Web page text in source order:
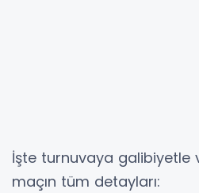
İşte turnuvaya galibiyetle
maçın tüm detayları: